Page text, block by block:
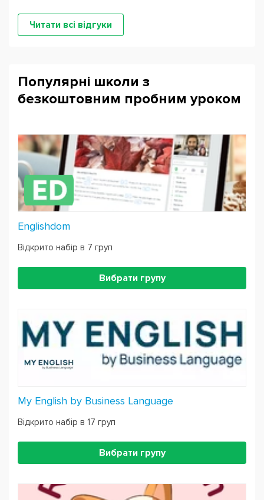
Читати всі відгуки
Популярні школи з
безкоштовним пробним уроком
Englishdom
Відкрито набір в 7 груп
Вибрати групу
My English by Business Language
Відкрито набір в 17 груп
Вибрати групу